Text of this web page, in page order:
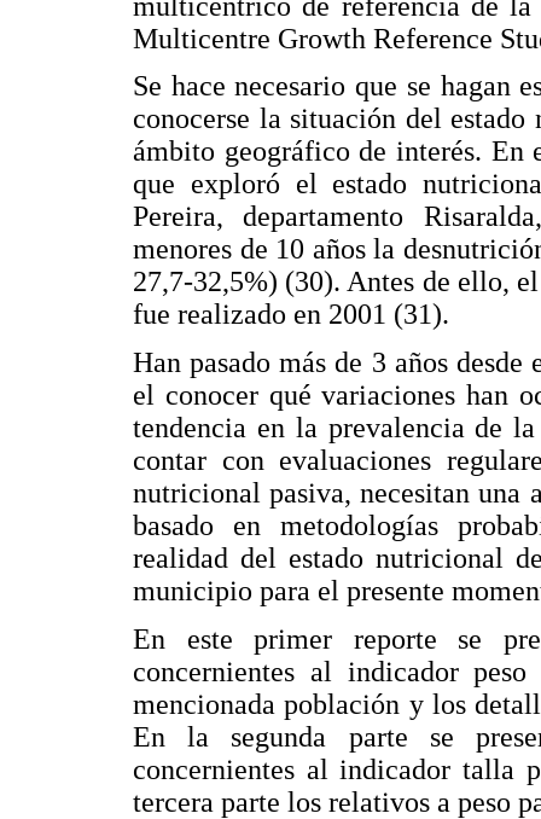
Multicentre Growth Reference
Se hace necesario que se hagan
conocerse la situación del
ámbito geográfico de interés.
que exploró el estado
Pereira, departamento
menores de 10 años la
27,7-32,5%) (30). Antes de ello,
fue realizado en 2001 (31).
Han pasado más de 3 años
el conocer qué variaciones han
tendencia en la prevalencia de
contar con evaluaciones
nutricional pasiva, necesitan una
basado en metodologías
realidad del estado nutricional
municipio para el presente
En este primer reporte se
concernientes al indicador
mencionada población y los
En la segunda parte se
concernientes al indicador talla
tercera parte los relativos a peso